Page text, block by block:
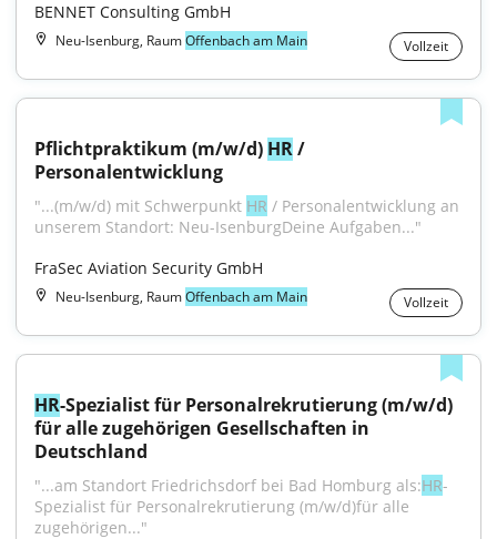
BENNET Consulting GmbH
Neu-Isenburg, RaumOffenbach am Main Vollzeit
Pflichtpraktikum (m/w/d) HR /
Personalentwicklung
"...(m/w/d) mit Schwerpunkt HR / Personalentwicklung an
unserem Standort: Neu-IsenburgDeine Aufgaben..."
FraSec Aviation Security GmbH
Neu-Isenburg, RaumOffenbach am Main Vollzeit
HR-Spezialist für Personalrekrutierung (m/w/d)
für alle zugehörigen Gesellschaften in
Deutschland
"...am Standort Friedrichsdorf bei Bad Homburg als:HR-
Spezialist für Personalrekrutierung (m/w/d)für alle
zugehörigen..."